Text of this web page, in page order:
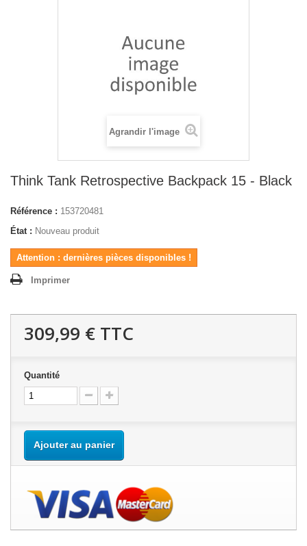
Agrandir l'image
Think Tank Retrospective Backpack 15 - Black
Référence : 153720481
État : Nouveau produit
Attention : dernières pièces disponibles !
Imprimer
309,99 € TTC
Quantité
Ajouter au panier